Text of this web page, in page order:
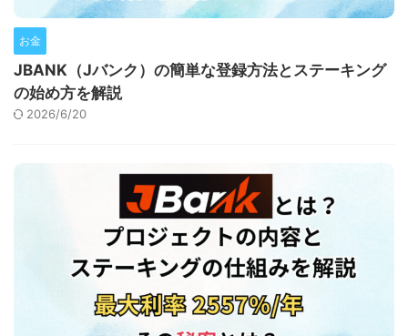
お金
JBANK（Jバンク）の簡単な登録方法とステーキング
の始め方を解説
2026/6/20